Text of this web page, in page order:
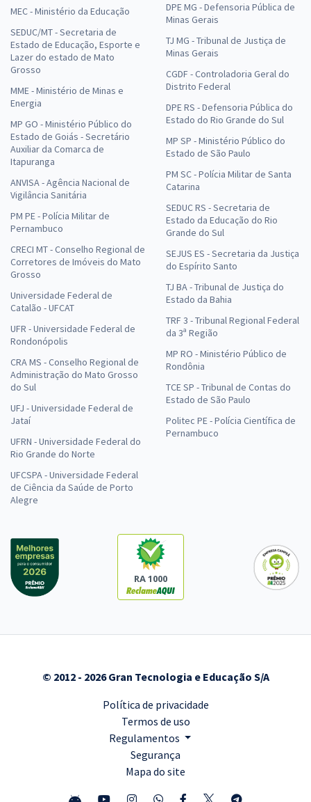
MEC - Ministério da Educação
SEDUC/MT - Secretaria de
Estado de Educação, Esporte e
Lazer do estado de Mato
Grosso
MME - Ministério de Minas e
Energia
MP GO - Ministério Público do
Estado de Goiás - Secretário
Auxiliar da Comarca de
Itapuranga
ANVISA - Agência Nacional de
Vigilância Sanitária
PM PE - Polícia Militar de
Pernambuco
CRECI MT - Conselho Regional de
Corretores de Imóveis do Mato
Grosso
Universidade Federal de
Catalão - UFCAT
UFR - Universidade Federal de
Rondonópolis
CRA MS - Conselho Regional de
Administração do Mato Grosso
do Sul
UFJ - Universidade Federal de
Jataí
UFRN - Universidade Federal do
Rio Grande do Norte
UFCSPA - Universidade Federal
de Ciência da Saúde de Porto
Alegre
DPE MG - Defensoria Pública de
Minas Gerais
TJ MG - Tribunal de Justiça de
Minas Gerais
CGDF - Controladoria Geral do
Distrito Federal
DPE RS - Defensoria Pública do
Estado do Rio Grande do Sul
MP SP - Ministério Público do
Estado de São Paulo
PM SC - Polícia Militar de Santa
Catarina
SEDUC RS - Secretaria de
Estado da Educação do Rio
Grande do Sul
SEJUS ES - Secretaria da Justiça
do Espírito Santo
TJ BA - Tribunal de Justiça do
Estado da Bahia
TRF 3 - Tribunal Regional Federal
da 3ª Região
MP RO - Ministério Público de
Rondônia
TCE SP - Tribunal de Contas do
Estado de São Paulo
Politec PE - Polícia Científica de
Pernambuco
RA 1000
© 2012 - 2026 Gran Tecnologia e Educação S/A
Política de privacidade
Termos de uso
Regulamentos
Segurança
Mapa do site